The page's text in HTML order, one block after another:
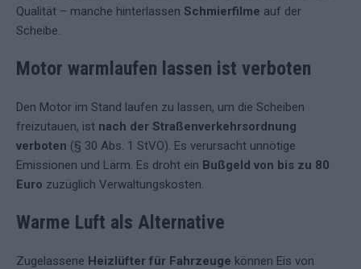
Qualität – manche hinterlassen Schmierfilme auf der
Scheibe.
Motor warmlaufen lassen ist verboten
Den Motor im Stand laufen zu lassen, um die Scheiben
freizutauen, ist nach der Straßenverkehrsordnung
verboten (§ 30 Abs. 1 StVO). Es verursacht unnötige
Emissionen und Lärm. Es droht ein Bußgeld von bis zu 80
Euro zuzüglich Verwaltungskosten.
Warme Luft als Alternative
Zugelassene Heizlüfter für Fahrzeuge können Eis von